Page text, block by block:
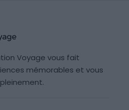
Voyage vous fait
mémorables et vous